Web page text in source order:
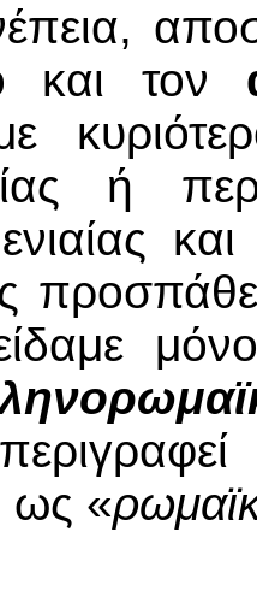
και τον
ή
ως «